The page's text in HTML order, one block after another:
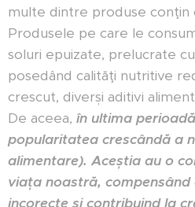
multe dintre produse conţin
Produsele pe care le
soluri epuizate, prelucrate
posedând calităţi nutritive
crescut, diverși aditivi
De aceea, în ultima
popularitatea crescândă a
alimentare). Aceștia au o
viața noastră,
incorecte și contribuind la